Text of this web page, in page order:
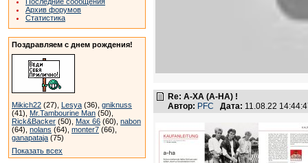
Архив форумов
Статистика
Поздравляем с днем рождения!
Mikich22 (27), Lesya (36), gniknuss
(41), Mr.Tambourine Man (50),
Rick&Backer (50), Max 66 (60), nabon
(64), nolans (64), monter7 (66),
ganapataja (75)
Показать всех
Re: А-ХА (A-HA) !
Автор: PFC Дата: 11.08.22